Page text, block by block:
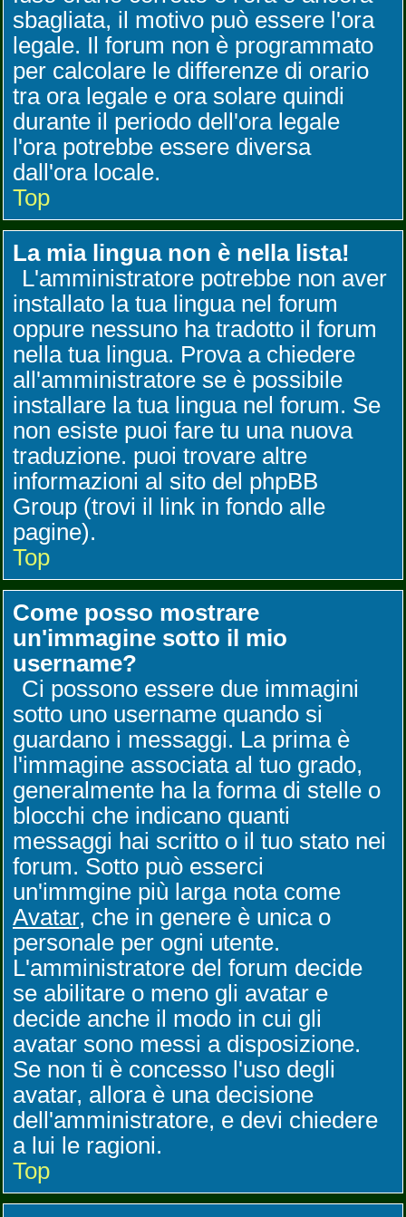
sbagliata, il motivo può essere l'ora
legale. Il forum non è programmato
per calcolare le differenze di orario
tra ora legale e ora solare quindi
durante il periodo dell'ora legale
l'ora potrebbe essere diversa
dall'ora locale.
Top
La mia lingua non è nella lista!
L'amministratore potrebbe non aver
installato la tua lingua nel forum
oppure nessuno ha tradotto il forum
nella tua lingua. Prova a chiedere
all'amministratore se è possibile
installare la tua lingua nel forum. Se
non esiste puoi fare tu una nuova
traduzione. puoi trovare altre
informazioni al sito del phpBB
Group (trovi il link in fondo alle
pagine).
Top
Come posso mostrare
un'immagine sotto il mio
username?
Ci possono essere due immagini
sotto uno username quando si
guardano i messaggi. La prima è
l'immagine associata al tuo grado,
generalmente ha la forma di stelle o
blocchi che indicano quanti
messaggi hai scritto o il tuo stato nei
forum. Sotto può esserci
un'immgine più larga nota come
Avatar, che in genere è unica o
personale per ogni utente.
L'amministratore del forum decide
se abilitare o meno gli avatar e
decide anche il modo in cui gli
avatar sono messi a disposizione.
Se non ti è concesso l'uso degli
avatar, allora è una decisione
dell'amministratore, e devi chiedere
a lui le ragioni.
Top